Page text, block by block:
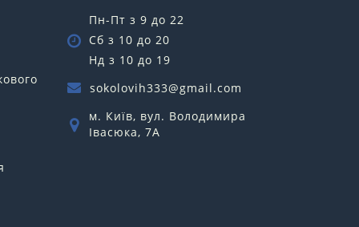
Пн-Пт з 9 до 22
Сб з 10 до 20
Нд з 10 до 19
sokolovih333@gmail.com
м. Київ, вул. Володимира
Івасюка, 7А